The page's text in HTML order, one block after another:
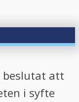
beslutat att
i syfte